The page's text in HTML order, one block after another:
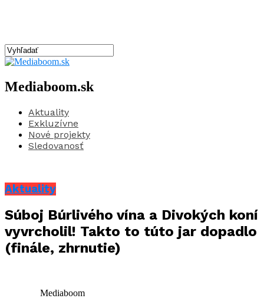
Mediaboom.sk
Aktuality
Exkluzívne
Nové projekty
Sledovanosť
Aktuality
Súboj Búrlivého vína a Divokých koní
vyvrcholil! Takto to túto jar dopadlo
(finále, zhrnutie)
Mediaboom